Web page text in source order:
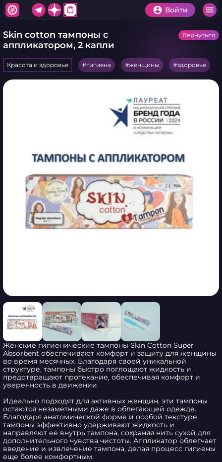
shopping_bag Войти
Skin cotton тампоны с
аппликатором, 2 капли
Вернуться
Красота и здоровье гигиена женщины здоровье
Женские гигиенические тампоны Skin Cotton Super
Absorbent обеспечивают комфорт и защиту для женщины
во время месячных. Благодаря своей уникальной
структуре, тампоны быстро поглощают жидкость и
предотвращают протекание, обеспечивая комфорт и
уверенность в движении.
Идеально подходят для активных женщин, эти тампоны
остаются незаметными даже в облегающей одежде.
Благодаря анатомической форме и особой текстуре,
тампоны эффективно удерживают жидкость и
направляют ее внутрь тампона, сохраняя нить сухой для
дополнительного чувства чистоты. Аппликатор облегчает
введение и извлечение тампона, делая процесс гигиены
еще более комфортным.